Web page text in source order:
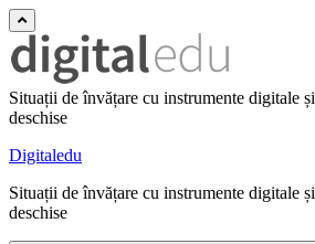
Situații de învățare cu instrumente digitale
deschise
Digitaledu
Situații de învățare cu instrumente digitale
deschise